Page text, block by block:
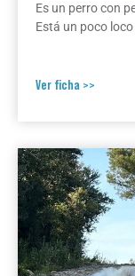
Es un perro con
Está un poco
Ver ficha >>